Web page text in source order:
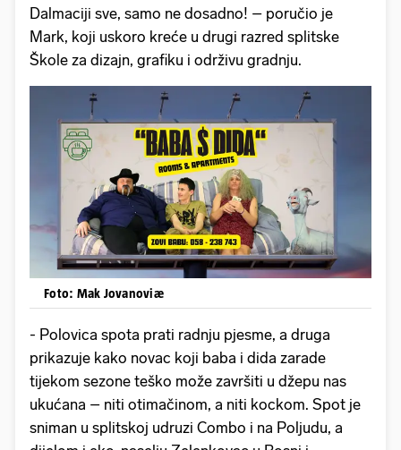
Dalmaciji sve, samo ne dosadno! – poručio je
Mark, koji uskoro kreće u drugi razred splitske
Škole za dizajn, grafiku i održivu gradnju.
Foto: Mak Jovanoviæ
- Polovica spota prati radnju pjesme, a druga
prikazuje kako novac koji baba i dida zarade
tijekom sezone teško može završiti u džepu nas
ukućana – niti otimačinom, a niti kockom. Spot je
sniman u splitskoj udruzi Combo i na Poljudu, a